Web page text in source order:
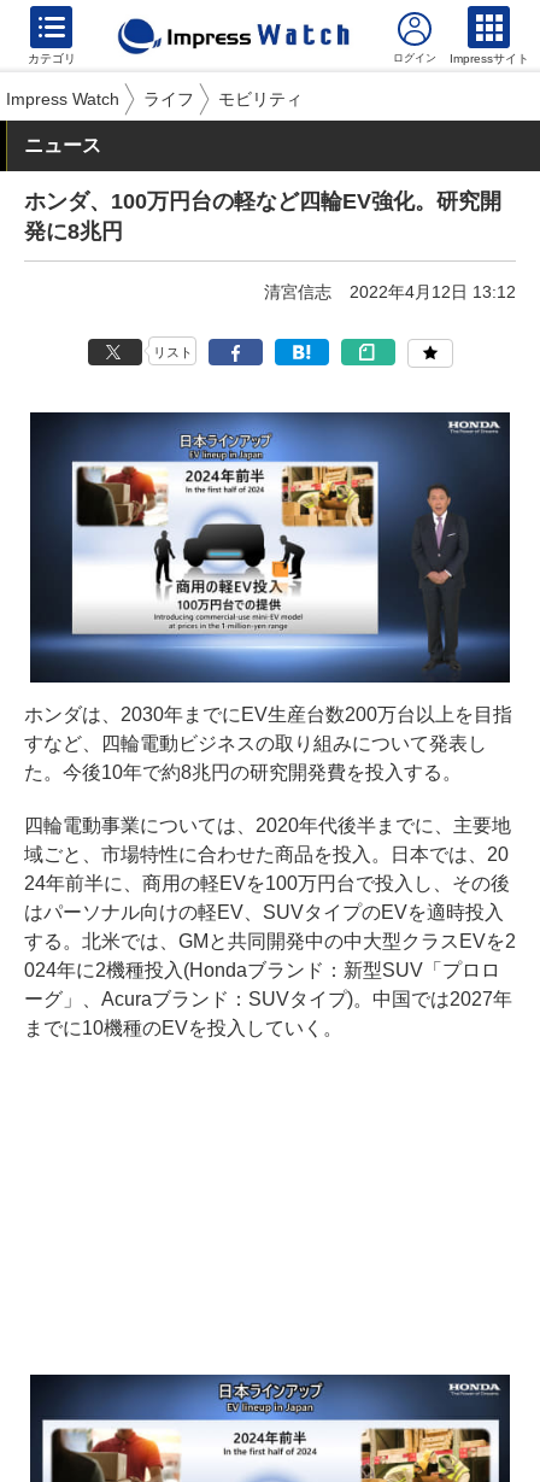
カテゴリ Impressサイト
Impress Watch ライフ モビリティ
ニュース
ホンダ、100万円台の軽など四輪EV強化。研究開
発に8兆円
清宮信志 2022年4月12日 13:12
リスト
ホンダは、2030年までにEV生産台数200万台以上を目指
すなど、四輪電動ビジネスの取り組みについて発表し
た。今後10年で約8兆円の研究開発費を投入する。
四輪電動事業については、2020年代後半までに、主要地
域ごと、市場特性に合わせた商品を投入。日本では、20
24年前半に、商用の軽EVを100万円台で投入し、その後
はパーソナル向けの軽EV、SUVタイプのEVを適時投入
する。北米では、GMと共同開発中の中大型クラスEVを2
024年に2機種投入(Hondaブランド：新型SUV「プロロ
ーグ」、Acuraブランド：SUVタイプ)。中国では2027年
までに10機種のEVを投入していく。